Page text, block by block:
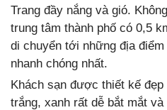
Trang đầy nắng và gió.
trung tâm thành phố có 0,5
di chuyển tới những địa
nhanh chóng nhất.
Khách sạn được thiết kế
trắng, xanh rất dễ bắt mắt